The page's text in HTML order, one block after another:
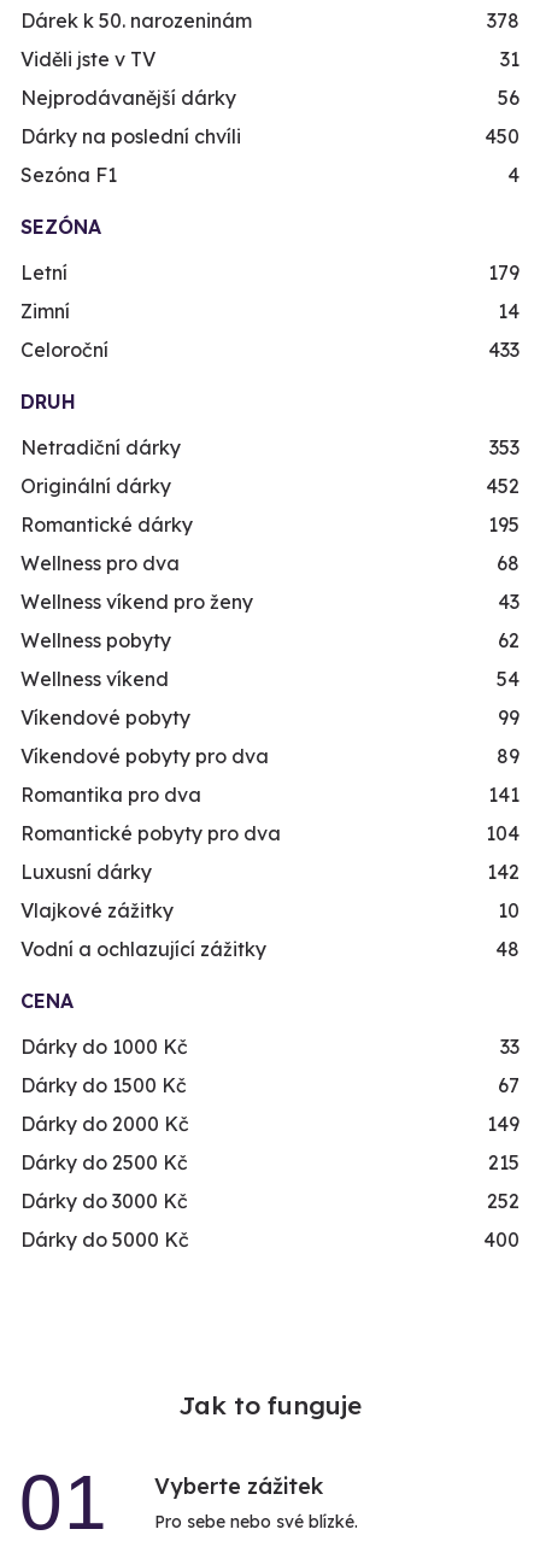
Dárek k 50. narozeninám
378
Viděli jste v TV
31
Nejprodávanější dárky
56
Dárky na poslední chvíli
450
Sezóna F1
4
SEZÓNA
Letní
179
Zimní
14
Celoroční
433
DRUH
Netradiční dárky
353
Originální dárky
452
Romantické dárky
195
Wellness pro dva
68
Wellness víkend pro ženy
43
Wellness pobyty
62
Wellness víkend
54
Víkendové pobyty
99
Víkendové pobyty pro dva
89
Romantika pro dva
141
Romantické pobyty pro dva
104
Luxusní dárky
142
Vlajkové zážitky
10
Vodní a ochlazující zážitky
48
CENA
Dárky do 1000 Kč
33
Dárky do 1500 Kč
67
Dárky do 2000 Kč
149
Dárky do 2500 Kč
215
Dárky do 3000 Kč
252
Dárky do 5000 Kč
400
Jak to funguje
01 Vyberte zážitek
Pro sebe nebo své blízké.